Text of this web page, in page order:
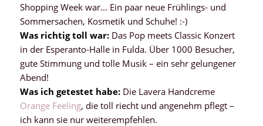
Shopping Week war… Ein paar neue Frühlings- und
Sommersachen, Kosmetik und Schuhe! :-)
Was richtig toll war:Das Pop meets Classic Konzert
in der Esperanto-Halle in Fulda. Über 1000 Besucher,
gute Stimmung und tolle Musik – ein sehr gelungener
Abend!
Was ich getestet habe:Die Lavera Handcreme
Orange Feeling, die toll riecht und angenehm pflegt –
ich kann sie nur weiterempfehlen.